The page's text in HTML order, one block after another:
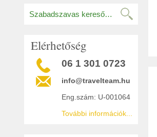
Elérhetőség
06 1 301 0723
info@travelteam.hu
Eng.szám: U-001064
További információk...